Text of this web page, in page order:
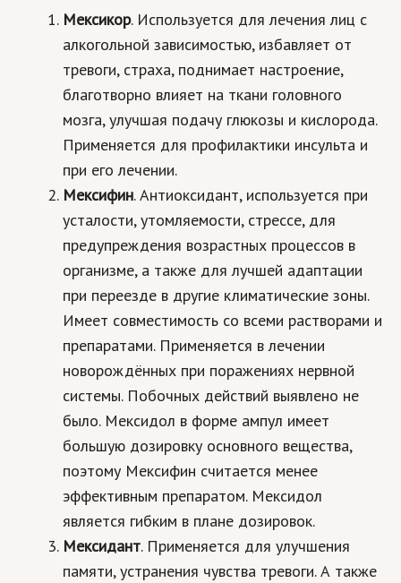
Мексикор. Используется для лечения лиц с
алкогольной зависимостью, избавляет от
тревоги, страха, поднимает настроение,
благотворно влияет на ткани головного
мозга, улучшая подачу глюкозы и кислорода.
Применяется для профилактики инсульта и
при его лечении.
Мексифин. Антиоксидант, используется при
усталости, утомляемости, стрессе, для
предупреждения возрастных процессов в
организме, а также для лучшей адаптации
при переезде в другие климатические зоны.
Имеет совместимость со всеми растворами и
препаратами. Применяется в лечении
новорождённых при поражениях нервной
системы. Побочных действий выявлено не
было. Мексидол в форме ампул имеет
большую дозировку основного вещества,
поэтому Мексифин считается менее
эффективным препаратом. Мексидол
является гибким в плане дозировок.
Мексидант. Применяется для улучшения
памяти, устранения чувства тревоги. А также